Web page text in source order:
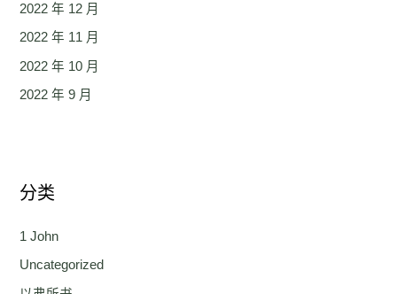
2022 年 12 月
2022 年 11 月
2022 年 10 月
2022 年 9 月
分类
1 John
Uncategorized